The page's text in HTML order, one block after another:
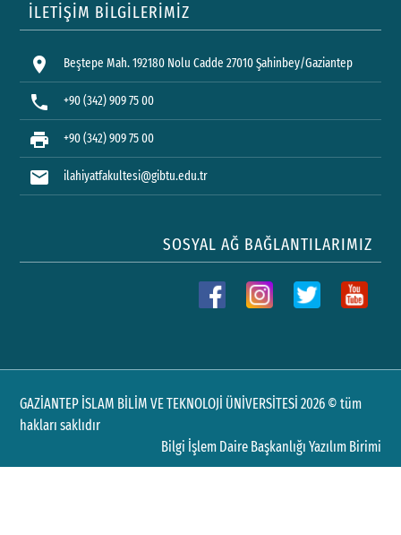
İLETİŞİM BİLGİLERİMİZ
location_on Beştepe Mah. 192180 Nolu Cadde 27010 Şahinbey/Gaziantep
phone +90 (342) 909 75 00
print +90 (342) 909 75 00
mail ilahiyatfakultesi@gibtu.edu.tr
SOSYAL AĞ BAĞLANTILARIMIZ
GAZİANTEP İSLAM BİLİM VE TEKNOLOJİ ÜNİVERSİTESİ 2026 © tüm
hakları saklıdır
Bilgi İşlem Daire Başkanlığı Yazılım Birimi